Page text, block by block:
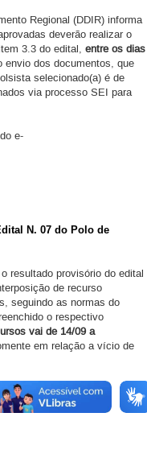
Regional (DDIR) informa
deverão realizar o
3.3 do edital, entre os dias
envio dos documentos, que
selecionado(a) é de
via processo SEI para
e-
N. 07 do Polo de
resultado provisório do edital
de recurso
seguindo as normas do
o respectivo
vai de 14/09 a
em relação a vício de
Regional